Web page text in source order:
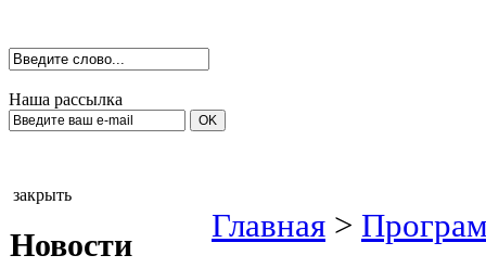
Наша рассылка
закрыть
Новости
Главная >